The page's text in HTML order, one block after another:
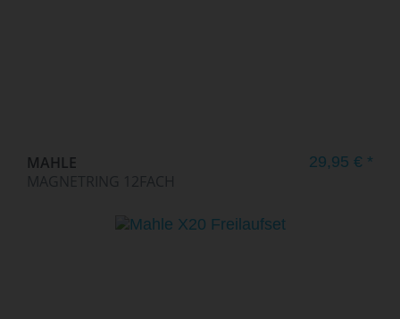
MAHLE
MAGNETRING 12FACH
29,95 € *